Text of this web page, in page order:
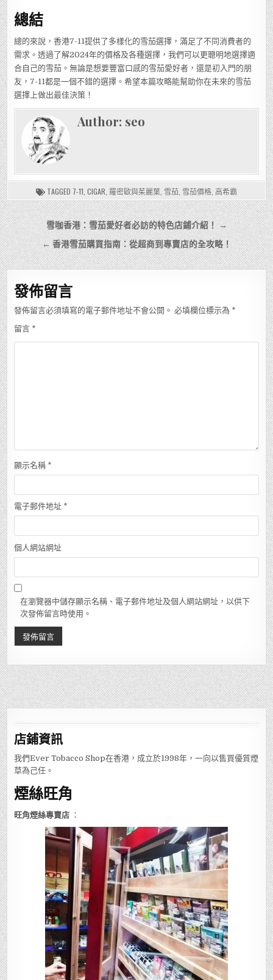
總結
總的來說，香港7-11提供了多樣化的雪茄選擇，滿足了不同消費者的
需求。透過了解2024年的價格及各種選擇，我們可以更聰明地選擇適
合自己的雪茄。無論是想要豐富口感的雪茄愛好者，還是初入門的朋
友，7-11都是一個不錯的選擇。希望本篇攻略能幫助你在未來的雪茄
選擇上做出最佳決策！
Author: seo
TAGGED 7-11 CIGAR 羅密歐與茱麗葉 雪茄 雪茄價格 高希霸
文
章
導
覽
雪咖香港：雪茄愛好者必訪的特色店鋪介紹！ →
← 香港雪茄購買指南：從超商到專賣店的全攻略！
發佈留言
發佈留言必須填寫的電子郵件地址不會公開。 必填欄位標示為 *
留言 *
顯示名稱 *
電子郵件地址 *
個人網站網址
在瀏覽器中儲存顯示名稱、電子郵件地址及個人網站網址，以供下
次發佈留言時使用。
店鋪資訊
我們Ever Tobacco Shop在香港，成立於1998年，一向以售買優質煙
草為己任。
煙絲旺角
旺角煙絲專賣店 ：